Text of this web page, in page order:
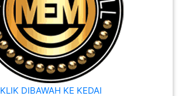
KLIK DIBAWAH KE KEDAI